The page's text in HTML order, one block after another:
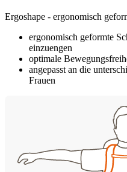
Ergoshape - ergonomisch
ergonomisch geformte
einzuengen
optimale
angepasst an die
Frauen